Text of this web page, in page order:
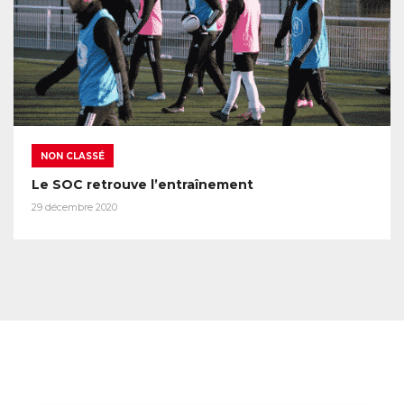
NON CLASSÉ
Le SOC retrouve l’entraînement
29 décembre 2020